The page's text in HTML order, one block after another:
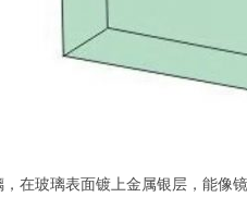
在玻璃表面镀上金属银层，能像